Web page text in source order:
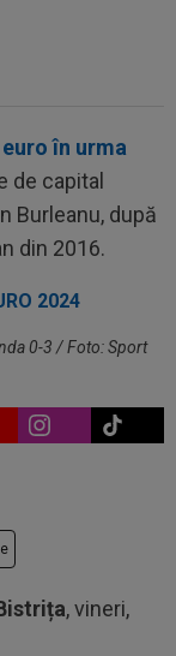
în urma
de capital
Burleanu, după
din 2016.
0-3 / Foto: Sport
, vineri,